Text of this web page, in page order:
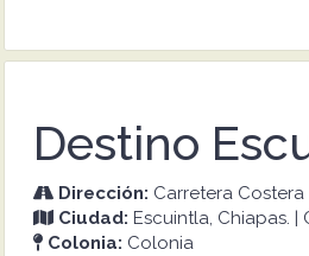
Destino
Dirección: Carretera Costera
Ciudad: Escuintla, Chiapas. |
Colonia: Colonia